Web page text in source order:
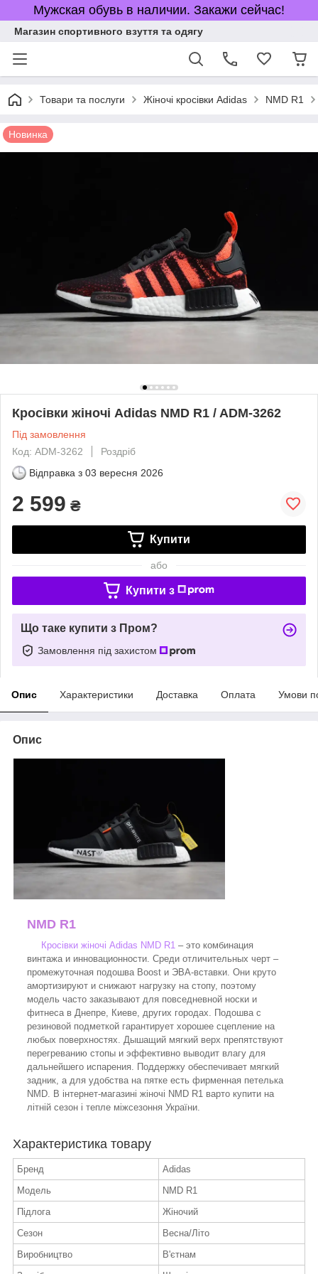
Мужская обувь в наличии. Закажи сейчас!
Магазин спортивного взуття та одягу
Товари та послуги Жіночі кросівки Adidas NMD R1
Новинка
Кросівки жіночі Adidas NMD R1 / ADM-3262
Під замовлення
Код: ADM-3262
Роздріб
Відправка з 03 вересня 2026
2 599 ₴
Купити
або
Купити з
Що таке купити з Пром?
Замовлення під захистом
Опис Характеристики Доставка Оплата Умови
Опис
NMD R1
Кросівки жіночі Adidas NMD R1 – это комбинация
винтажа и инновационности. Среди отличительных черт –
промежуточная подошва Boost и ЭВА-вставки. Они круто
амортизируют и снижают нагрузку на стопу, поэтому
модель часто заказывают для повседневной носки и
фитнеса в Днепре, Киеве, других городах. Подошва с
резиновой подметкой гарантирует хорошее сцепление на
любых поверхностях. Дышащий мягкий верх препятствуют
перегреванию стопы и эффективно выводит влагу для
дальнейшего испарения. Поддержку обеспечивает мягкий
задник, а для удобства на пятке есть фирменная петелька
NMD. В інтернет-магазині жіночі NMD R1 варто купити на
літній сезон і тепле міжсезоння України.
Характеристика товару
Бренд
Adidas
Модель
NMD R1
Підлога
Жіночий
Сезон
Весна/Літо
Виробництво
В'єтнам